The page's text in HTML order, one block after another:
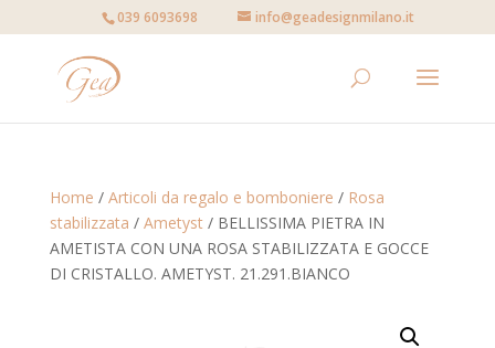
039 6093698 info@geadesignmilano.it
Home / Articoli da regalo e bomboniere / Rosa
stabilizzata / Ametyst/ BELLISSIMA PIETRA IN
AMETISTA CON UNA ROSA STABILIZZATA E GOCCE
DI CRISTALLO. AMETYST. 21.291.BIANCO